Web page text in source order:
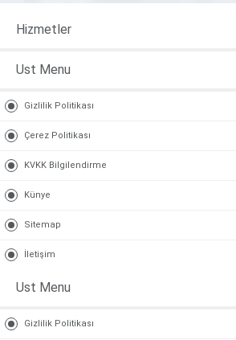
Hizmetler
Ust Menu
Gizlilik Politikası
Çerez Politikası
KVKK Bilgilendirme
Künye
Sitemap
İletişim
Ust Menu
Gizlilik Politikası